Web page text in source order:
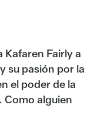
Kafaren Fairly a
su pasión por la
el poder de la
Como alguien